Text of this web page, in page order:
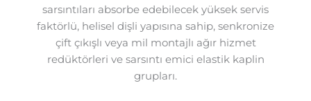
sarsıntıları absorbe edebilecek yüksek servis
faktörlü, helisel dişli yapısına sahip, senkronize
çift çıkışlı veya mil montajlı ağır hizmet
redüktörleri ve sarsıntı emici elastik kaplin
grupları.